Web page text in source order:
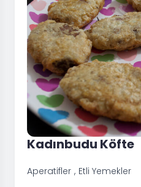
Kadınbudu Köfte
Aperatifler
Etli Yemekler